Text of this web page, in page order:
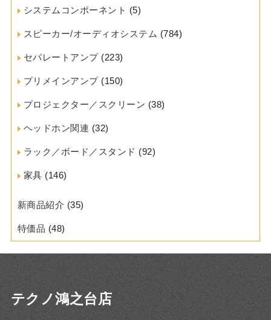
システムコンポーネント (5)
スピーカー/オーディオシステム (784)
セパレートアンプ(223)
プリメインアンプ(150)
プロジェクター／スクリーン (38)
ヘッドホン関連 (32)
ラック／ボード／スタンド (92)
家具 (146)
新商品紹介 (35)
特価品 (48)
テクノ鴻之台店